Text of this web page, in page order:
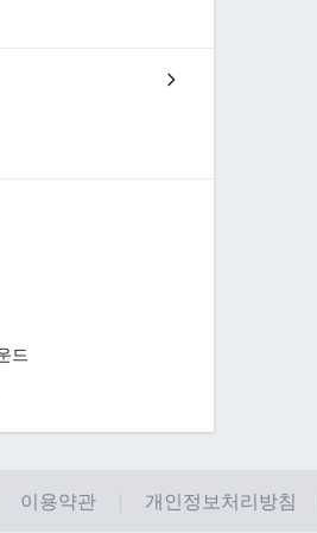
드
이용약관 개인정보처리방침